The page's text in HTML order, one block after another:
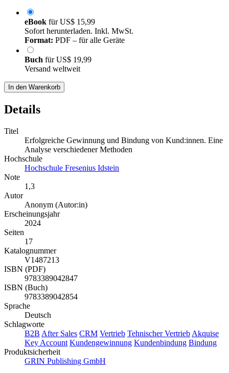
eBook fürUS$ 15,99
Sofort herunterladen. Inkl. MwSt.
Format: PDF – für alle Geräte
Buch fürUS$ 19,99
Versand weltweit
In den Warenkorb
Details
Titel
Erfolgreiche Gewinnung und Bindung von Kund:innen. Eine
Analyse verschiedener Methoden
Hochschule
Hochschule Fresenius Idstein
Note
1,3
Autor
Anonym (Autor:in)
Erscheinungsjahr
2024
Seiten
17
Katalognummer
V1487213
ISBN (PDF)
9783389042847
ISBN (Buch)
9783389042854
Sprache
Deutsch
Schlagworte
B2B After Sales CRM Vertrieb Tehnischer Vertrieb Akquise
Key Account Kundengewinnung Kundenbindung Bindung
Produktsicherheit
GRIN Publishing GmbH